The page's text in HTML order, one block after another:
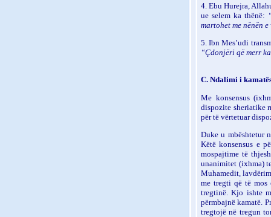
4. Ebu Hurejra,
ue selem ka thënë:
martohet me nënën e
5. Ibn Mes’udi
“Çdonjëri që merr
C. Ndalimi i
Me konsensus
dispozite sheriatike
për të vërtetuar
Duke u mbështetur
Këtë konsensus e
mospajtime të
unanimitet (ixhma)
Muhamedit,
me tregti që të mos
tregtinë. Kjo ishte
përmbajnë kamatë.
tregtojë në tregun